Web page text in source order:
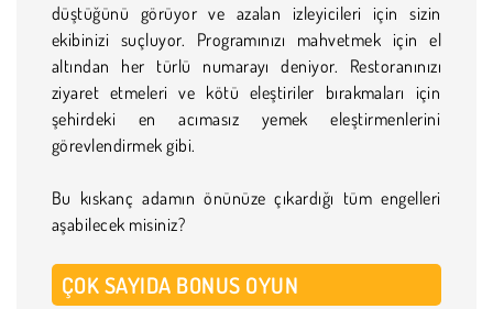
düştüğünü görüyor ve azalan izleyicileri için sizin
ekibinizi suçluyor. Programınızı mahvetmek için el
altından her türlü numarayı deniyor. Restoranınızı
ziyaret etmeleri ve kötü eleştiriler bırakmaları için
şehirdeki en acımasız yemek eleştirmenlerini
görevlendirmek gibi.
Bu kıskanç adamın önünüze çıkardığı tüm engelleri
aşabilecek misiniz?
ÇOK SAYIDA BONUS OYUN